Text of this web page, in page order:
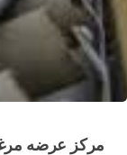
مرکز عرضه